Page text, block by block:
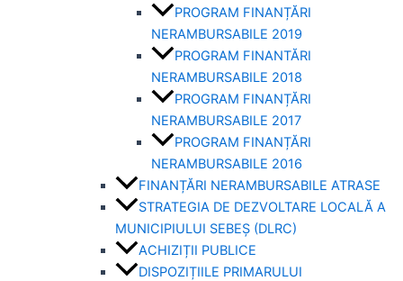
PROGRAM FINANȚĂRI
NERAMBURSABILE 2019
PROGRAM FINANTĂRI
NERAMBURSABILE 2018
PROGRAM FINANȚĂRI
NERAMBURSABILE 2017
PROGRAM FINANȚĂRI
NERAMBURSABILE 2016
FINANȚĂRI NERAMBURSABILE ATRASE
STRATEGIA DE DEZVOLTARE LOCALĂ A
MUNICIPIULUI SEBEȘ (DLRC)
ACHIZIȚII PUBLICE
DISPOZIȚIILE PRIMARULUI